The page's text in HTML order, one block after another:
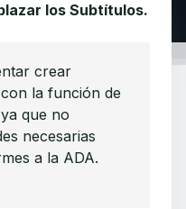
los Subtítulos.
crear
la función de
que no
necesarias
a la ADA.